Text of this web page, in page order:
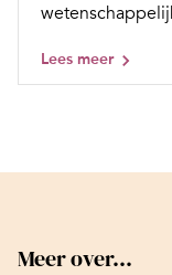
Lees meer
Meer over...